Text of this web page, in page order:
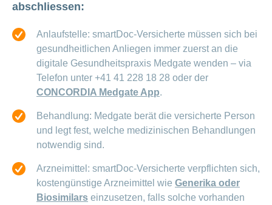
abschliessen:
Anlaufstelle: smartDoc-Versicherte müssen sich bei
gesundheitlichen Anliegen immer zuerst an die
digitale Gesundheitspraxis Medgate wenden – via
Telefon unter +41 41 228 18 28 oder der
CONCORDIA Medgate App.
Behandlung: Medgate berät die versicherte Person
und legt fest, welche medizinischen Behandlungen
notwendig sind.
Arzneimittel: smartDoc-Versicherte verpflichten sich,
kostengünstige Arzneimittel wie Generika oder
Biosimilars einzusetzen, falls solche vorhanden